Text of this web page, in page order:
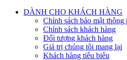
DÀNH CHO KHÁCH HÀNG
Chính sách bảo mật thông
Chính sách khách hàng
Đối tượng khách hàng
Giá trị chúng tôi mang lại
Khách hàng tiêu biêu